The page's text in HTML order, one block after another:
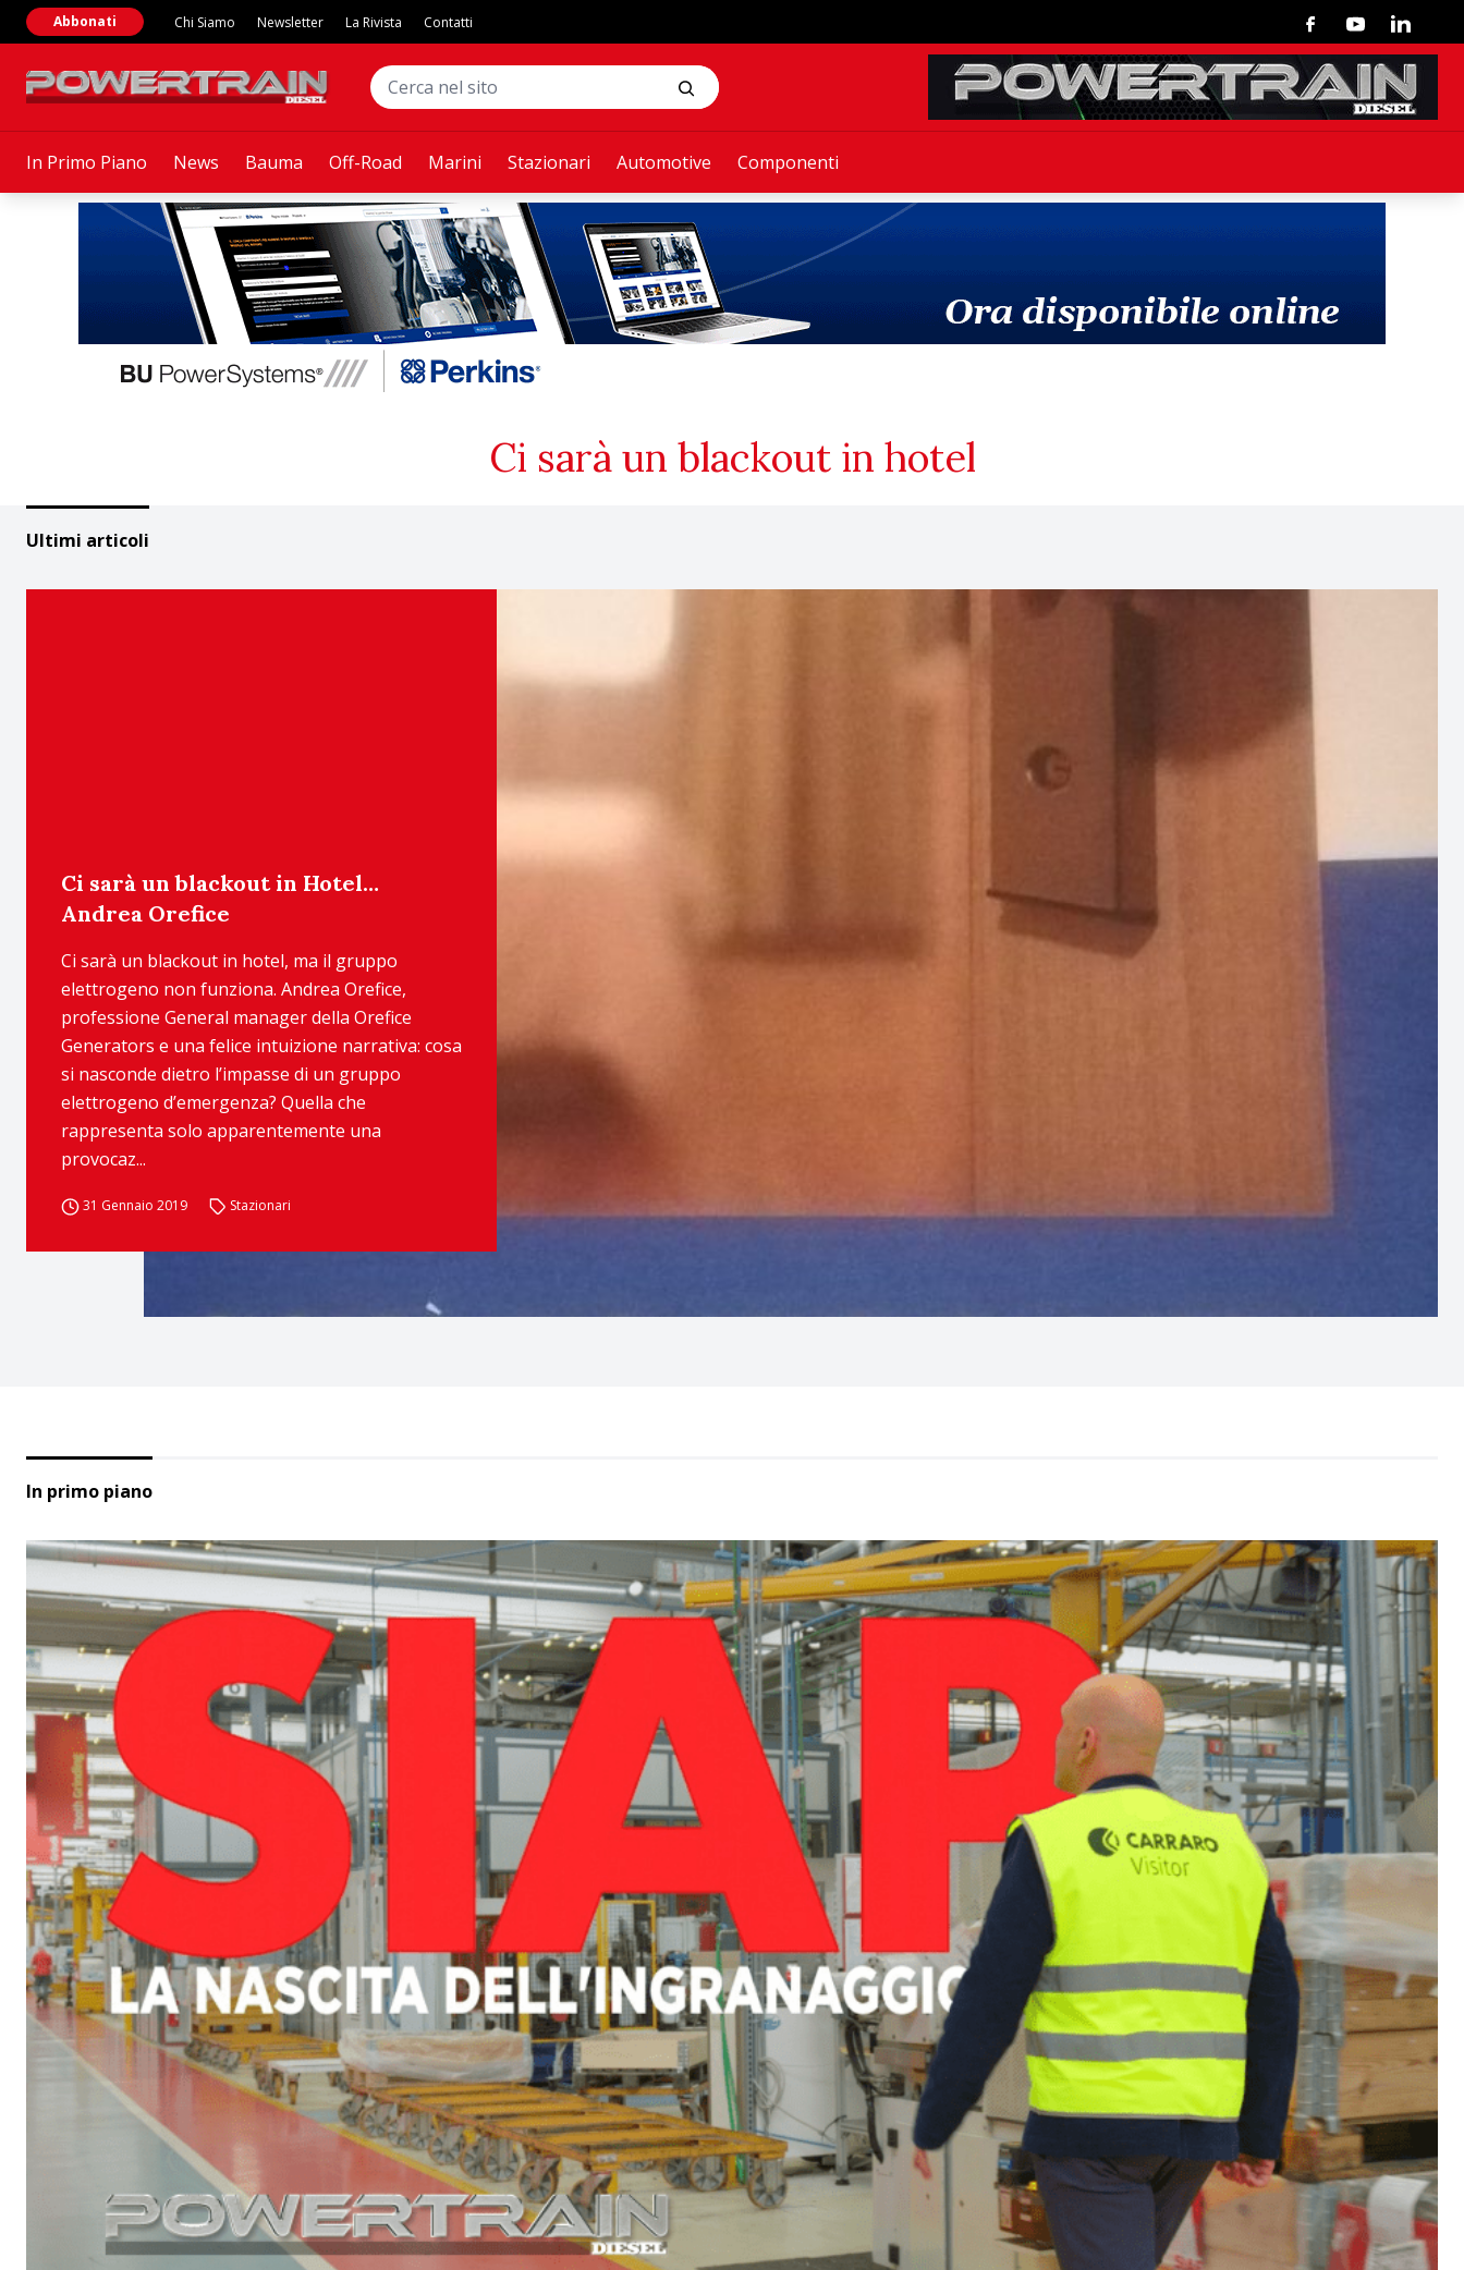
In Primo Piano News Bauma Off-Road Marini Stazionari Automotive Componenti
Abbonati Chi Siamo Newsletter La Rivista Contatti FacebookYoutubeLinkedin
Ci sarà un blackout in hotel
Ultimi articoli
Ci sarà un blackout in Hotel…
Andrea Orefice
Ci sarà un blackout in hotel, ma il gruppo
elettrogeno non funziona. Andrea Orefice,
professione General manager della Orefice
Generators e una felice intuizione narrativa: cosa
si nasconde dietro l’impasse di un gruppo
elettrogeno d’emergenza? Quella che
rappresenta solo apparentemente una
provocaz...
31 Gennaio 2019 Stazionari
In primo piano